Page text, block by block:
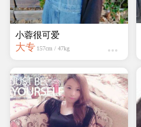
小蓉很可爱
大专 157cm / 47kg